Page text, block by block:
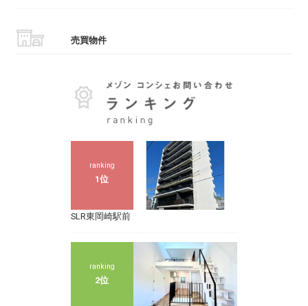
売買物件
ranking
1位
SLR東岡崎駅前
ranking
2位